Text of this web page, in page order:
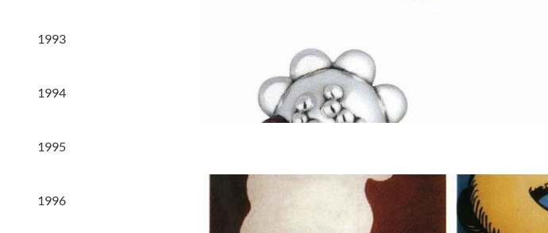
1993
1994
1995
1996